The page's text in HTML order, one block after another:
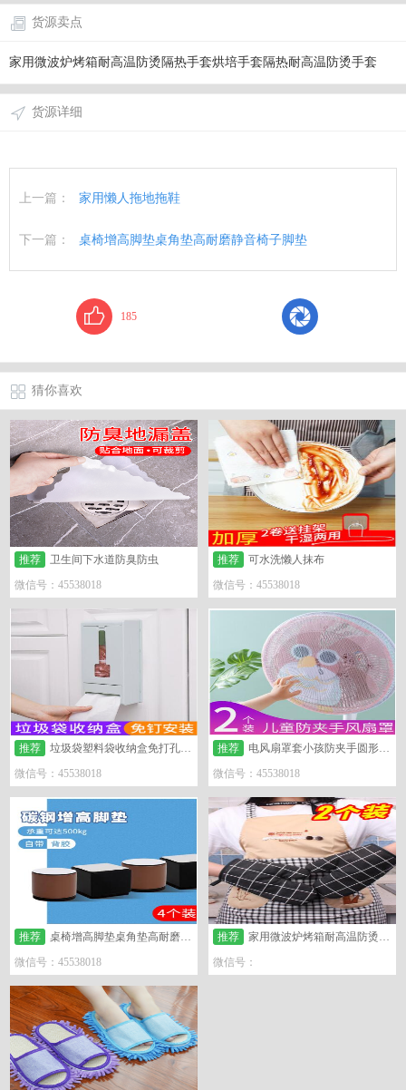
货源卖点
家用微波炉烤箱耐高温防烫隔热手套烘培手套隔热耐高温防烫手套
货源详细
上一篇： 家用懒人拖地拖鞋
下一篇： 桌椅增高脚垫桌角垫高耐磨静音椅子脚垫
185
猜你喜欢
推荐
卫生间下水道防臭防虫
微信号：45538018
推荐
可水洗懒人抹布
微信号：45538018
推荐
垃圾袋塑料袋收纳盒免打孔挂壁抽取盒
微信号：45538018
推荐
电风扇罩套小孩防夹手圆形防护罩儿童小孩安全风扇
微信号：45538018
推荐
桌椅增高脚垫桌角垫高耐磨静音椅子脚垫
微信号：45538018
推荐
家用微波炉烤箱耐高温防烫隔热
微信号：